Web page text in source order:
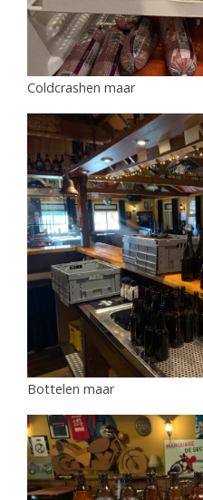
Coldcrashen maar
Bottelen maar